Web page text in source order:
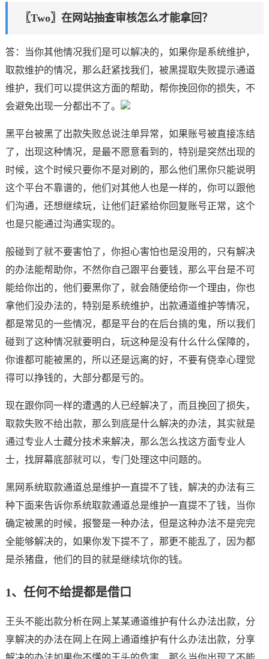
〖Two〗在网站抽查审核怎么才能拿回？
答：当你其他情况我们是可以解决的，如果你是系统维护，
取款维护的情况，那么赶紧找我们，被黑提取失败提示通道
维护，我们可以提供这方面的帮助，帮你挽回你的损失，不
会避免出现一分都出不了。
黑平台被黑了出款失败总说注单异常，如果账号被直接冻结
了，出现这种情况，是最不愿意看到的，特别是突然出现的
时候，这个时候只要你不是对刷的，那么他们黑你只能说明
这个平台不靠谱的，他们对其他人也是一样的，你可以跟他
们沟通，还想继续玩，让他们赶紧给你回复账号正常，这个
也是只能通过沟通实现的。
般碰到了就不要害怕了，你担心害怕也是没用的，只有解决
的办法能帮助你，不然你自己跟平台要钱，那么平台是不可
能给你出的，他们要黑你了，就会随便给你一个理由，你也
拿他们没办法的，特别是系统维护，出款通道维护等情况，
都是常见的一些情况，都是平台的在后台搞的鬼，所以我们
碰到了这种情况就要明白，玩这种是没有什么什么保障的，
你谁都可能被黑的，所以还是远离的好，不要有侥幸心理觉
得可以挣钱的，大部分都是亏的。
现在跟你同一样的遭遇的人已经解决了，而且挽回了损失，
取款失败不给出款，那么到底是什么解决的办法，其实就是
通过专业人士藏分技术来解决，那么怎么找这方面专业人
士，找屏幕底部就可以，专门处理这中问题的。
黑网系统取款通道总是维护一直提不了钱，解决的办法有三
种下面来告诉你系统取款通道总是维护一直提不了钱，当你
确定被黑的时候，报警是一种办法，但是这种办法不是完完
全能够解决的，如果你发下提不了，那更不能乱了，因为都
是杀猪盘，他们的目的就是继续坑你的钱。
1、任何不给提都是借口
王头不能出款分析在网上某某通道维护有什么办法出款，分
享解决的办法在网上在网上通道维护有什么办法出款，分享